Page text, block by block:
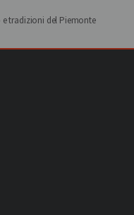
tradizioni del Piemonte